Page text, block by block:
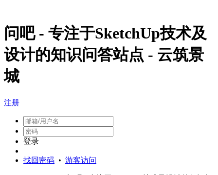
问吧 - 专注于SketchUp技术及
设计的知识问答站点 - 云筑景
城
注册
登录
找回密码 • 游客访问